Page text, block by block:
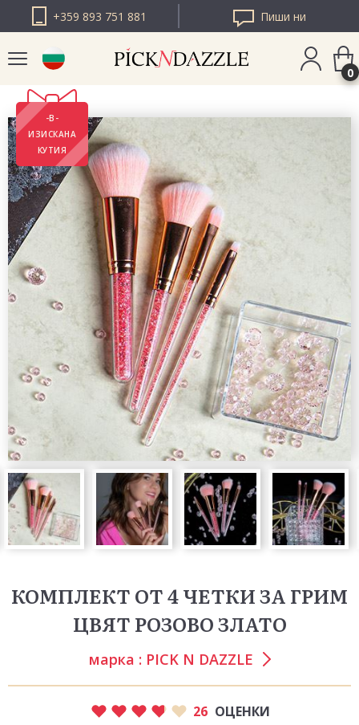
+359 893 751 881 Пиши ни
PICK N DAZZLE
РУМЪНИЯ
PICK N DAZZLE
ЕВРОПА
0
-В-
ИЗИСКАНА
КУТИЯ
КОМПЛЕКТ ОТ 4 ЧЕТКИ ЗА ГРИМ
ЦВЯТ РОЗОВО ЗЛАТО
марка : PICK N DAZZLE
26 ОЦЕНКИ